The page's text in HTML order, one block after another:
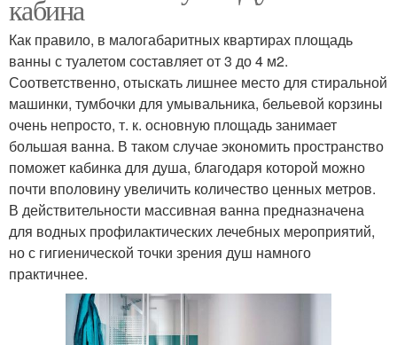
кабина
Как правило, в малогабаритных квартирах площадь
ванны с туалетом составляет от 3 до 4 м2.
Соответственно, отыскать лишнее место для стиральной
машинки, тумбочки для умывальника, бельевой корзины
очень непросто, т. к. основную площадь занимает
большая ванна. В таком случае экономить пространство
поможет кабинка для душа, благодаря которой можно
почти вполовину увеличить количество ценных метров.
В действительности массивная ванна предназначена
для водных профилактических лечебных мероприятий,
но с гигиенической точки зрения душ намного
практичнее.